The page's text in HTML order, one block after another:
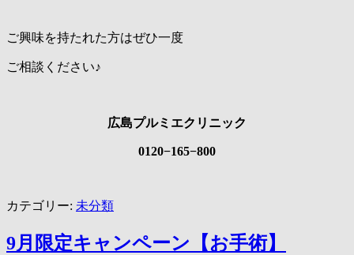
ご興味を持たれた方はぜひ一度
ご相談ください♪
広島プルミエクリニック
0120−165−800
カテゴリー: 未分類
9月限定キャンペーン【お手術】